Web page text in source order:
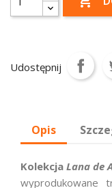
Udostępnij
Opis
Kolekcja Lana de
wyprodukowane